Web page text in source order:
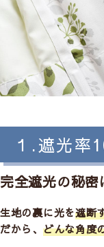
１.遮光率
完全遮光の秘密
生地の裏に光を遮断
だから、 どんな角度